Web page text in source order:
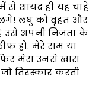
से शायद ही यह चाहे
लघु को वृहत और
उसे अपनी निजता के
हो. मेरे राम या
मेरा उनसे ख़ास
जो तिरस्कार करती